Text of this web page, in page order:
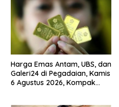
Harga Emas Antam, UBS, dan
Galeri24 di Pegadaian, Kamis
6 Agustus 2026, Kompak